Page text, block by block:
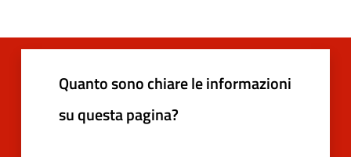
Quanto sono chiare le informazioni
su questa pagina?